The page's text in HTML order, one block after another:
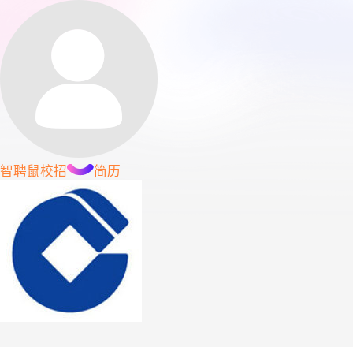
智聘鼠校招 简历